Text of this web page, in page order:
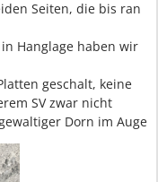
Seiten, die bis ran
Hanglage haben wir
geschalt, keine
SV zwar nicht
Dorn im Auge